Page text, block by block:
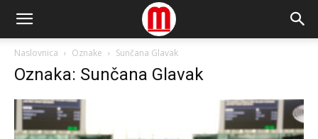
Naslovnica Oznake Sunčana Glavak
Oznaka: Sunčana Glavak